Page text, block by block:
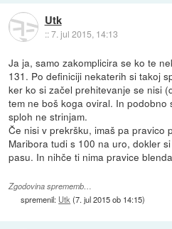
Utk
::7. jul 2015, 14:13
Ja ja, samo zakomplicira se ko te
131. Po definiciji nekaterih si takoj
ker ko si začel prehitevanje se nisi
tem ne boš koga oviral. In podobno
sploh ne strinjam.
Če nisi v prekršku, imaš pa pravico
Maribora tudi s 100 na uro, dokler
pasu. In nihče ti nima pravice
Zgodovina sprememb…
spremenil: Utk (7. jul 2015 ob 14:15)